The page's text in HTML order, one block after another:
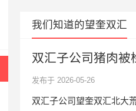
我们知道的望奎双汇
双汇子公司猪肉被
发布于 2026-05-26
双汇子公司望奎双汇北大